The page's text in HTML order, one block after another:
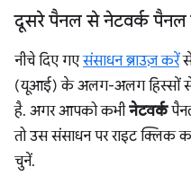
दूसरे पैनल से नेटवर्क पैनल
नीचे दिए गएसंसाधन ब्राउज़ करें
(यूआई) के अलग-अलग हिस्सों से
है. अगर आपको कभीनेटवर्क
तो उस संसाधन पर राइट क्लिक
चुनें.